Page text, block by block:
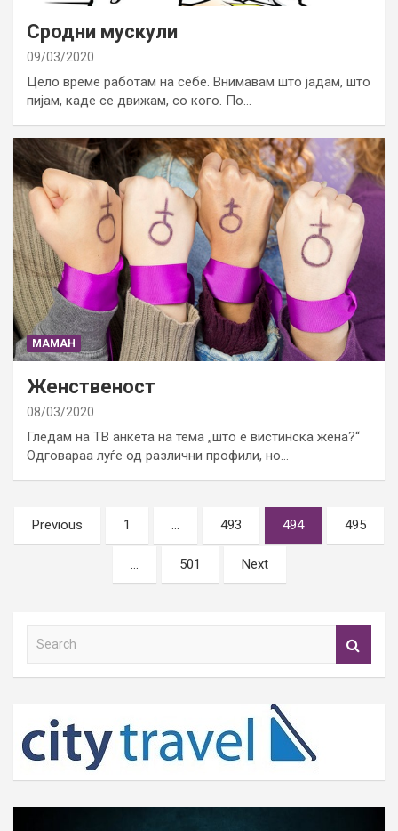
Сродни мускули
09/03/2020
Цело време работам на себе. Внимавам што јадам, што
пијам, каде се движам, со кого. По…
МАМАН
Женственост
08/03/2020
Гледам на ТВ анкета на тема „што е вистинска жена?“
Одговараа луѓе од различни профили, но…
Posts
pagination
Previous 1 … 493 494 495
… 501 Next
h